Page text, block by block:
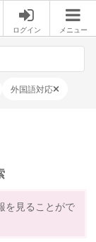
ログイン メニュー
外国語対応
を見ることがで